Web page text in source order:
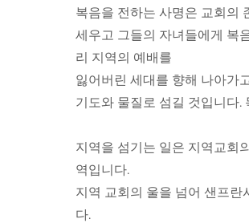
복음을 전하는 사명은 교회의
세우고 그들의 자녀들에게 복
리 지역의 예배를
잃어버린 세대를 향해 나아가
기도와 물질로 섬길 것입니다.
지역을 섬기는 일은 지역교회
역입니다.
지역 교회의 울을 넘어 샌프
다.